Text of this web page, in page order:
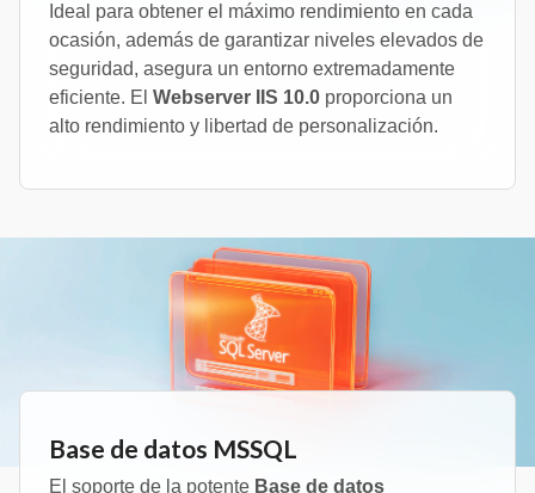
Ideal para obtener el máximo rendimiento en cada
ocasión, además de garantizar niveles elevados de
seguridad, asegura un entorno extremadamente
eficiente. El Webserver IIS 10.0 proporciona un
alto rendimiento y libertad de personalización.
Base de datos MSSQL
El soporte de la potente Base de datos